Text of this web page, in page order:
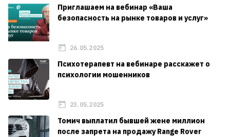
Приглашаем на вебинар «Ваша
безопасность на рынке товаров и услуг»
26.05.2025
Психотерапевт на вебинаре расскажет о
психологии мошенников
23.05.2025
Томич выплатил бывшей жене миллион
после запрета на продажу Range Rover